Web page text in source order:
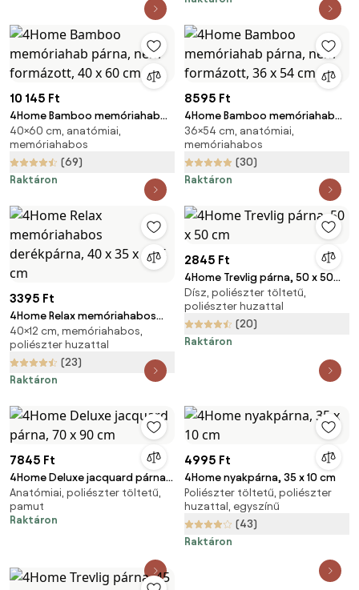
10 145 Ft
4Home Bamboo memóriahab
párna, nem formázott, 40 x 60
cm
40×60 cm, anatómiai,
memóriahabos
(69)
Raktáron
8595 Ft
4Home Bamboo memóriahab
párna, nem formázott, 36 x 54
cm
36×54 cm, anatómiai,
memóriahabos
(30)
Raktáron
3395 Ft
4Home Relax memóriahabos
derékpárna, 40 x 35 x 12,5 cm
40×12 cm, memóriahabos,
poliészter huzattal
(23)
Raktáron
2845 Ft
4Home Trevlig párna, 50 x 50
cm
Dísz, poliészter töltetű,
poliészter huzattal
(20)
Raktáron
7845 Ft
4Home Deluxe jacquard párna,
70 x 90 cm
Anatómiai, poliészter töltetű,
pamut
Raktáron
4995 Ft
4Home nyakpárna, 35 x 10 cm
Poliészter töltetű, poliészter
huzattal, egyszínű
(43)
Raktáron